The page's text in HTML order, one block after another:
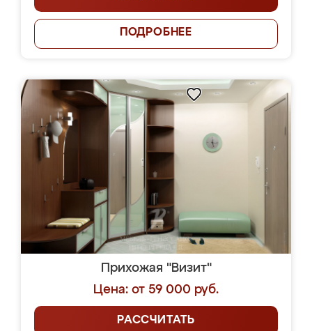
ПОДРОБНЕЕ
Прихожая "Визит"
Цена: от 59 000 руб.
РАССЧИТАТЬ